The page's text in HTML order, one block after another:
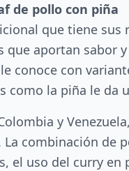
de pollo con piña
que tiene sus
que aportan sabor
conoce con
como la piña le da
y
La combinación
el uso del curry